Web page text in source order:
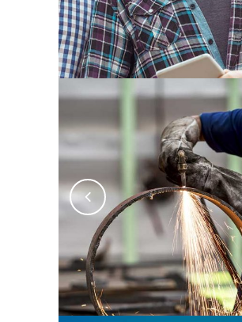
SIN CATEGORÍA
Madrids Photographer
Maraton
SIN CATEGORÍA